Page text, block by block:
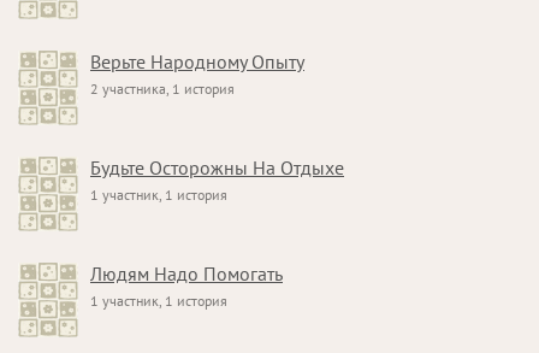
Верьте Народному Опыту
2 участника, 1 история
Будьте Осторожны На Отдыхе
1 участник, 1 история
Людям Надо Помогать
1 участник, 1 история